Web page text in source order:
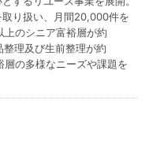
り扱い、月間20,000件を
のシニア富裕層が約
理及び生前整理が約
の多様なニーズや課題を